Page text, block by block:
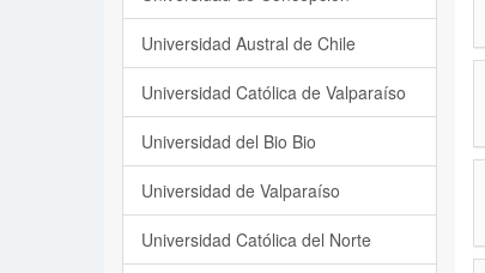
Universidad Austral de Chile
Universidad Católica de Valparaíso
Universidad del Bio Bio
Universidad de Valparaíso
Universidad Católica del Norte